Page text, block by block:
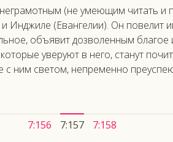
(не умеющим читать и
и Инджиле (Евангелии). Он
объявит дозволенным
уверуют в него, станут
с ним светом, непременно
7:156 7:157 7:158